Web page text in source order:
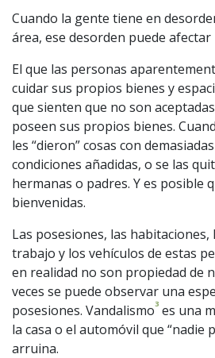
Cuando la gente tiene en
área, ese desorden puede afectar
El que las personas
cuidar sus propios bienes y
que sienten que no son
poseen sus propios bienes.
les “dieron” cosas con
condiciones añadidas, o se las
hermanas o padres. Y es posible
bienvenidas.
Las posesiones, las habitaciones,
trabajo y los vehículos de estas
en realidad no son propiedad de
veces se puede observar una
posesiones. Vandalismo3 es una
la casa o el automóvil que “nadie
arruina.